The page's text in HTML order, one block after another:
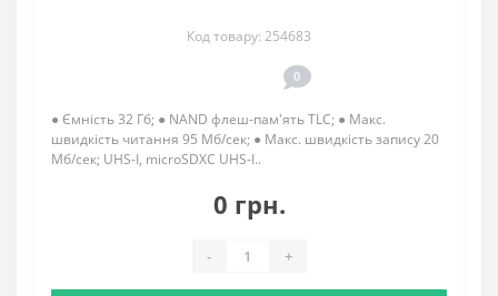
Код товару: 254683
0
● Ємність 32 Гб; ● NAND флеш-пам'ять TLC; ● Макс.
швидкість читання 95 Мб/сек; ● Макс. швидкість запису 20
Мб/сек; UHS-I, microSDXC UHS-I..
0 грн.
- +